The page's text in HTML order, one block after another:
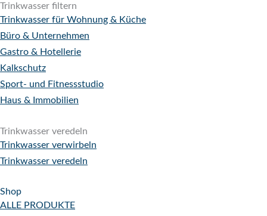
Trinkwasser filtern
Trinkwasser für Wohnung & Küche
Büro & Unternehmen
Gastro & Hotellerie
Kalkschutz
Sport- und Fitnessstudio
Haus & Immobilien
Trinkwasser veredeln
Trinkwasser verwirbeln
Trinkwasser veredeln
Shop
ALLE PRODUKTE